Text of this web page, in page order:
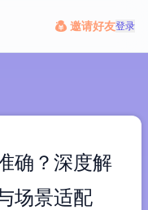
邀请好友登录
确？深度解
场景适配